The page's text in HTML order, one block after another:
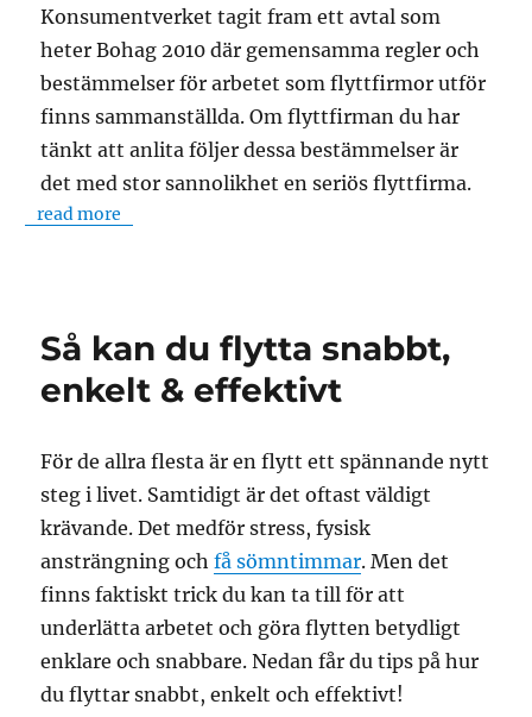
Konsumentverket tagit fram ett avtal som
heter Bohag 2010 där gemensamma regler och
bestämmelser för arbetet som flyttfirmor utför
finns sammanställda. Om flyttfirman du har
tänkt att anlita följer dessa bestämmelser är
det med stor sannolikhet en seriös flyttfirma.
read more
Så kan du flytta snabbt,
enkelt & effektivt
För de allra flesta är en flytt ett spännande nytt
steg i livet. Samtidigt är det oftast väldigt
krävande. Det medför stress, fysisk
ansträngning ochfå sömntimmar. Men det
finns faktiskt trick du kan ta till för att
underlätta arbetet och göra flytten betydligt
enklare och snabbare. Nedan får du tips på hur
du flyttar snabbt, enkelt och effektivt!